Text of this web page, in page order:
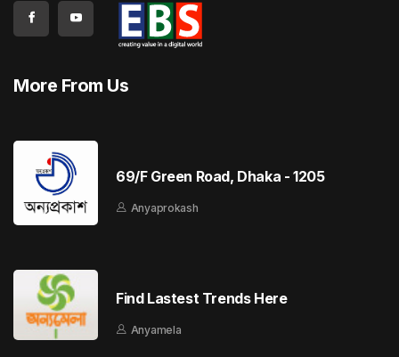
More From Us
69/F Green Road, Dhaka - 1205
Anyaprokash
Find Lastest Trends Here
Anyamela